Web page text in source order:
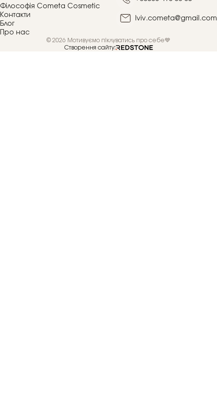
Філософія Cometa Cosmetic
Контакти
Блог
Про нас
lviv.cometa@gmail.com
© 2026 Мотивуємо піклуватись про себе💙
Створення сайту: